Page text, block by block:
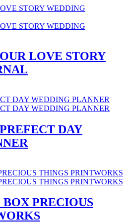
LOVE STORY
DAY
PRECIOUS